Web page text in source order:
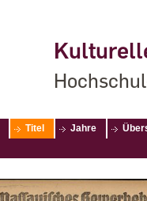
Titel Jahre